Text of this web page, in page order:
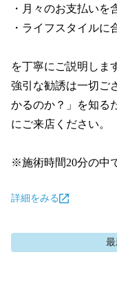
・月々のお支払いを
・ライフスタイルに
を丁寧にご説明しま
強引な勧誘は一切ご
かるのか？」を知る
にご来店ください。
※施術時間20分の中
詳細をみる